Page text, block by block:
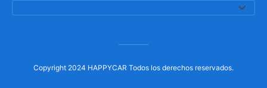
Copyright 2024 HAPPYCAR Todos los derechos reservados.